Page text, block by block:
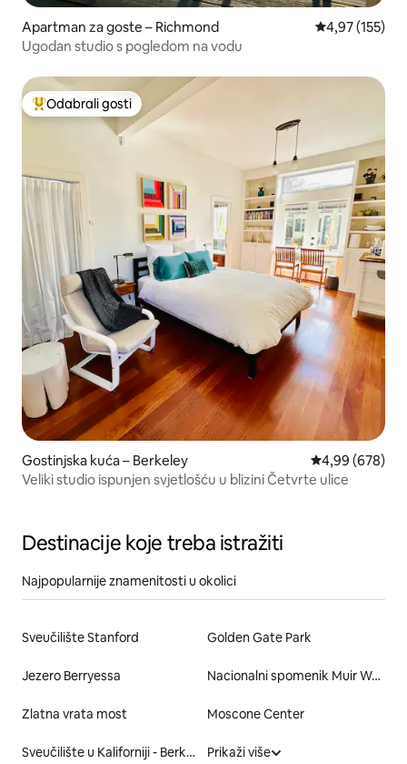
Apartman za goste – Richmond Prosječna
4,97 (155)
Ugodan studio s pogledom na vodu
Među najviše rangiranima s oznakom „Odabrali gosti”
Odabrali gosti
Gostinjska kuća – Berkeley Prosječna
4,99 (678)
Veliki studio ispunjen svjetlošću u blizini Četvrte ulice
Destinacije koje treba istražiti
Najpopularnije znamenitosti u okolici
Sveučilište Stanford Golden Gate Park
Jezero Berryessa Nacionalni spomenik Muir Woods
Zlatna vrata most Moscone Center
Sveučilište u Kaliforniji - Berkeley Prikaži više